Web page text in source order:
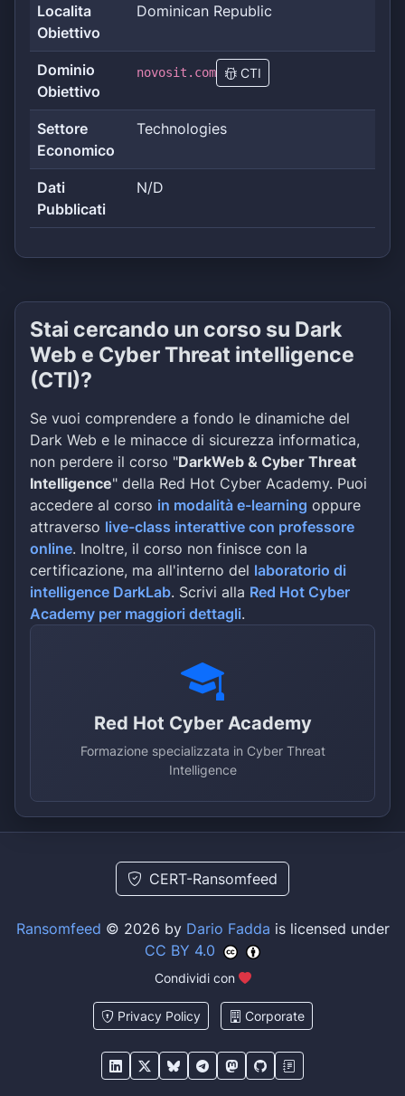
Localita
Obiettivo
Dominican Republic
Dominio
Obiettivo
novosit.com CTI
Settore
Economico
Technologies
Dati
Pubblicati
N/D
Stai cercando un corso su Dark
Web e Cyber Threat intelligence
(CTI)?
Se vuoi comprendere a fondo le dinamiche del
Dark Web e le minacce di sicurezza informatica,
non perdere il corso "DarkWeb & Cyber Threat
Intelligence" della Red Hot Cyber Academy. Puoi
accedere al corso in modalità e-learning oppure
attraverso live-class interattive con professore
online. Inoltre, il corso non finisce con la
certificazione, ma all'interno del laboratorio di
intelligence DarkLab. Scrivi alla Red Hot Cyber
Academy per maggiori dettagli.
Red Hot Cyber Academy
Formazione specializzata in Cyber Threat
Intelligence
CERT-Ransomfeed
Ransomfeed © 2026 by Dario Fadda is licensed under
CC BY 4.0
Condividi con
Privacy Policy Corporate